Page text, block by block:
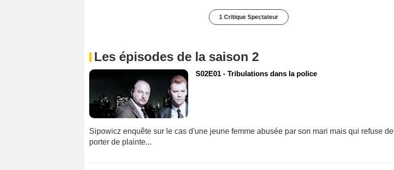
1 Critique Spectateur
Les épisodes de la saison 2
S02E01 - Tribulations dans la police
Sipowicz enquête sur le cas d'une jeune femme abusée par son mari mais qui refuse de
porter de plainte...